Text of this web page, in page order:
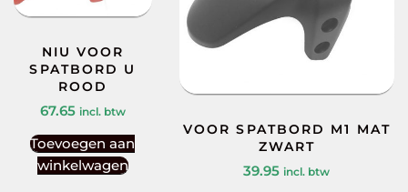
NIU VOOR
SPATBORD U
ROOD
67.65 incl. btw
Toevoegen aan
winkelwagen
VOOR SPATBORD M1 MAT
ZWART
39.95 incl. btw